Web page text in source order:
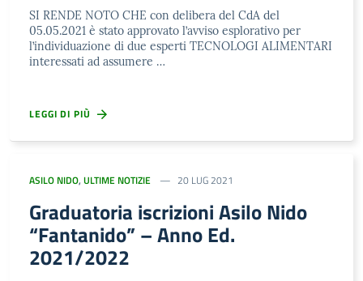
SI RENDE NOTO CHE con delibera del CdA del
05.05.2021 è stato approvato l’avviso esplorativo per
l’individuazione di due esperti TECNOLOGI ALIMENTARI
interessati ad assumere …
LEGGI DI PIÙ
ASILO NIDO, ULTIME NOTIZIE 20 LUG 2021
Graduatoria iscrizioni Asilo Nido
“Fantanido” – Anno Ed.
2021/2022